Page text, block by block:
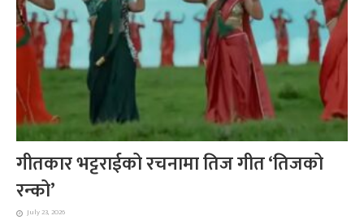
गीतकार भट्टराईको रचनामा तिज गीत ‘तिजको
रन्को’
July 23, 2026